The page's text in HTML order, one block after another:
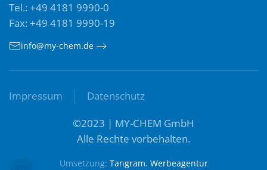
Tel.: +49 4181 9990-0
Fax: +49 4181 9990-19
info@my-chem.de
Impressum
Datenschutz
©2023 | MY-CHEM GmbH
Alle Rechte vorbehalten.
Umsetzung: Tangram. Werbeagentur